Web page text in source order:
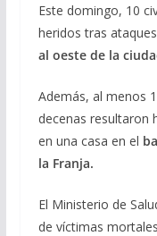
Este domingo, 10
heridos tras
al oeste de la
Además, al menos
decenas resultaron
en una casa en el
la Franja.
El Ministerio de
de víctimas